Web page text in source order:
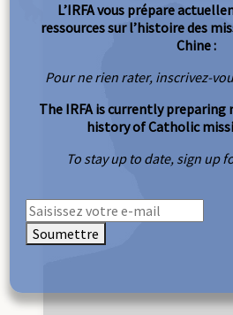
L’IRFA vous prépare
ressources sur l’histoire des
Chine :
Pour ne rien rater, inscrivez-
The IRFA is currently preparing
history of Catholic
To stay up to date, sign up
Soumettre